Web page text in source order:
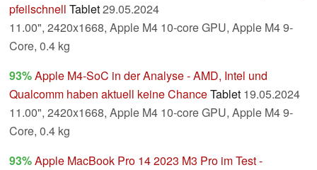
pfeilschnell Tablet29.05.2024
11.00", 2420x1668, Apple M4 10-core GPU, Apple M4 9-
Core, 0.4 kg
93%Apple M4-SoC in der Analyse - AMD, Intel und
Qualcomm haben aktuell keine ChanceTablet 19.05.2024
11.00", 2420x1668, Apple M4 10-core GPU, Apple M4 9-
Core, 0.4 kg
93%Apple MacBook Pro 14 2023 M3 Pro im Test -